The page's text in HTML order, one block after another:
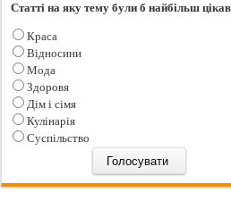
Статті на яку тему були б найбільш
Краса
Відносини
Мода
Здоровя
Дiм і сiмя
Кулiнарiя
Суспiльство